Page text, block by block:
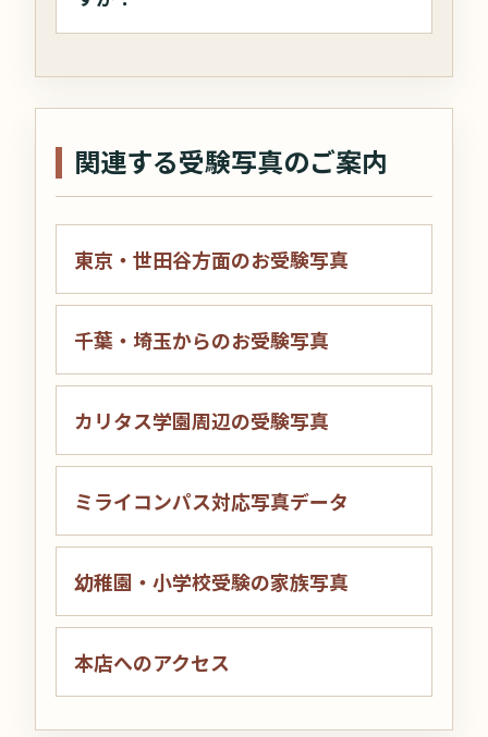
関連する受験写真のご案内
東京・世田谷方面のお受験写真
千葉・埼玉からのお受験写真
カリタス学園周辺の受験写真
ミライコンパス対応写真データ
幼稚園・小学校受験の家族写真
本店へのアクセス